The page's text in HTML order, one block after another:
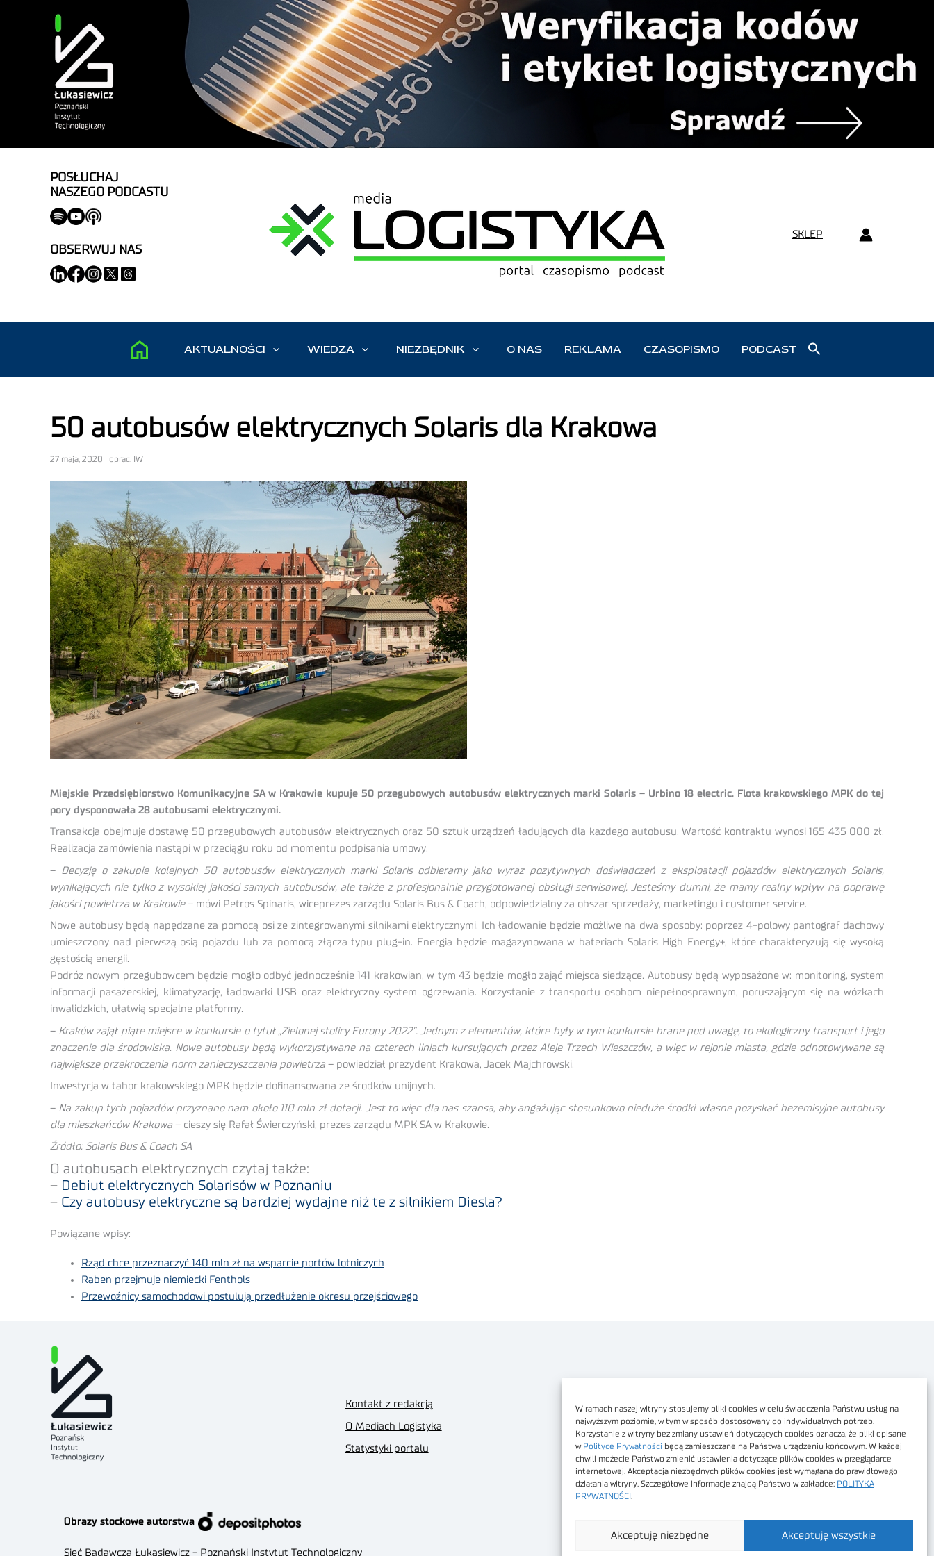
W ramach naszej witryny stosujemy pliki cookies w celu świadczenia Państwu usług na
najwyższym poziomie, w tym w sposób dostosowany do indywidualnych potrzeb.
Korzystanie z witryny bez zmiany ustawień dotyczących cookies oznacza, że pliki opisane
w Polityce Prywatności będą zamieszczane na Państwa urządzeniu końcowym. W każdej
chwili możecie Państwo zmienić ustawienia dotyczące plików cookies w przeglądarce
internetowej. Akceptacja niezbędnych plików cookies jest wymagana do prawidłowego
działania witryny. Szczegółowe informacje znajdą Państwo w zakładce: POLITYKA
PRYWATNOŚCI
Akceptuję wszystkie
Akceptuję niezbędne
POSŁUCHAJ
NASZEGO PODCASTU
OBSERWUJ NAS
SKLEP
AKTUALNOŚCI WIEDZA NIEZBĘDNIK O NAS REKLAMA CZASOPISMO PODCAST
50 autobusów elektrycznych Solaris dla Krakowa
27 maja, 2020 | oprac. IW
Miejskie Przedsiębiorstwo Komunikacyjne SA w Krakowie kupuje 50 przegubowych autobusów elektrycznych marki Solaris – Urbino 18 electric. Flota krakowskiego MPK do tej
pory dysponowała 28 autobusami elektrycznymi.
Transakcja obejmuje dostawę 50 przegubowych autobusów elektrycznych oraz 50 sztuk urządzeń ładujących dla każdego autobusu. Wartość kontraktu wynosi 165 435 000 zł.
Realizacja zamówienia nastąpi w przeciągu roku od momentu podpisania umowy.
–
Decyzję o zakupie kolejnych 50 autobusów elektrycznych marki Solaris odbieramy jako wyraz pozytywnych doświadczeń z eksploatacji pojazdów elektrycznych Solaris,
wynikających nie tylko z wysokiej jakości samych autobusów, ale także z profesjonalnie przygotowanej obsługi serwisowej. Jesteśmy dumni, że mamy realny wpływ na poprawę
jakości powietrza w Krakowie– mówi Petros Spinaris, wiceprezes zarządu Solaris Bus & Coach, odpowiedzialny za obszar sprzedaży, marketingu i customer service.
Nowe autobusy będą napędzane za pomocą osi ze zintegrowanymi silnikami elektrycznymi. Ich ładowanie będzie możliwe na dwa sposoby: poprzez 4-polowy pantograf dachowy
umieszczony nad pierwszą osią pojazdu lub za pomocą złącza typu plug-in. Energia będzie magazynowana w bateriach Solaris High Energy+, które charakteryzują się wysoką
gęstością energii.
Podróż nowym przegubowcem będzie mogło odbyć jednocześnie 141 krakowian, w tym 43 będzie mogło zająć miejsca siedzące. Autobusy będą wyposażone w: monitoring, system
informacji pasażerskiej, klimatyzację, ładowarki USB oraz elektryczny system ogrzewania. Korzystanie z transportu osobom niepełnosprawnym, poruszającym się na wózkach
inwalidzkich, ułatwią specjalne platformy.
– Kraków zajął piąte miejsce w konkursie o tytuł „Zielonej stolicy Europy 2022”. Jednym z elementów, które były w tym konkursie brane pod uwagę, to ekologiczny transport i jego
znaczenie dla środowiska. Nowe autobusy będą wykorzystywane na czterech liniach kursujących przez Aleje Trzech Wieszczów, a więc w rejonie miasta, gdzie odnotowywane są
największe przekroczenia norm zanieczyszczenia powietrza – powiedział prezydent Krakowa, Jacek Majchrowski.
Inwestycja w tabor krakowskiego MPK będzie dofinansowana ze środków unijnych.
– Na zakup tych pojazdów przyznano nam około 110 mln zł dotacji. Jest to więc dla nas szansa, aby angażując stosunkowo nieduże środki własne pozyskać bezemisyjne autobusy
dla mieszkańców Krakowa – cieszy się Rafał Świerczyński, prezes zarządu MPK SA w Krakowie.
Źródło: Solaris Bus & Coach SA
O autobusach elektrycznych czytaj także:
– Debiut elektrycznych Solarisów w Poznaniu
– Czy autobusy elektryczne są bardziej wydajne niż te z silnikiem Diesla?
Powiązane wpisy:
Rząd chce przeznaczyć 140 mln zł na wsparcie portów lotniczych
Raben przejmuje niemiecki Fenthols
Przewoźnicy samochodowi postulują przedłużenie okresu przejściowego
Kontakt z redakcją
O Mediach Logistyka
Statystyki portalu
Dostępność cyfrowa
Regulamin Portalu
Regulamin sklepu
Obrazy stockowe autorstwa
Sieć Badawcza Łukasiewicz - Poznański Instytut Technologiczny